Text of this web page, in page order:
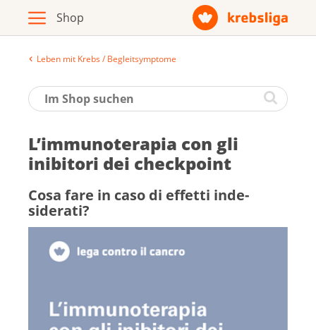
Archiv
Broschüren / Infomaterial
Produkte
Zur Krebsliga-Webseite
Français
Leben mit Krebs / Begleitsymptome
L’immunoterapia con gli
inibitori dei checkpoint
Co­sa fare in ca­so di effetti inde­
siderati?